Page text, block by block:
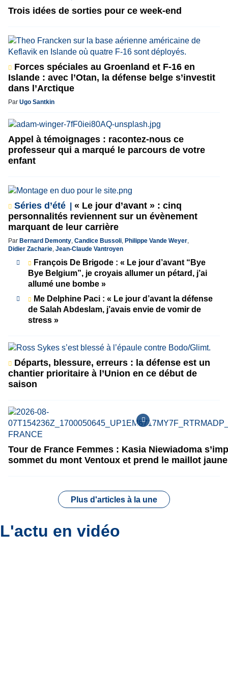
Trois idées de sorties pour ce week-end
Forces spéciales au Groenland et F-16 en
Islande : avec l’Otan, la défense belge s’investit
dans l’Arctique
Par Ugo Santkin
Appel à témoignages : racontez-nous ce
professeur qui a marqué le parcours de votre
enfant
Séries d’été
« Le jour d’avant » : cinq
personnalités reviennent sur un évènement
marquant de leur carrière
Par Bernard Demonty, Candice Bussoli, Philippe Vande Weyer,
Didier Zacharie, Jean-Claude Vantroyen
François De Brigode : « Le jour d’avant “Bye
Bye Belgium”, je croyais allumer un pétard, j’ai
allumé une bombe »
Me Delphine Paci : « Le jour d’avant la défense
de Salah Abdeslam, j’avais envie de vomir de
stress »
Départs, blessure, erreurs : la défense est un
chantier prioritaire à l’Union en ce début de
saison
Tour de France Femmes : Kasia Niewiadoma
sommet du mont Ventoux et prend le maillot
Plus d'articles à la une
L'actu en vidéo